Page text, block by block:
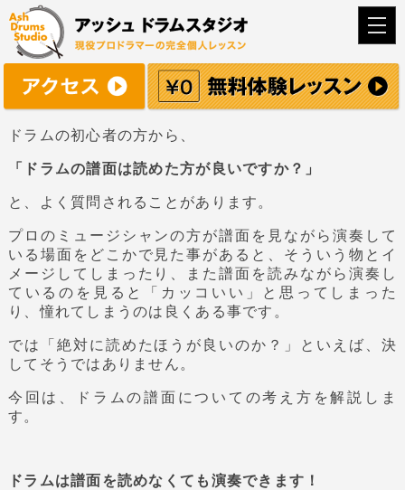
ドラムの初心者の方から、
「ドラムの譜面は読めた方が良いですか？」
と、よく質問されることがあります。
プロのミュージシャンの方が譜面を見ながら演奏して
いる場面をどこかで見た事があると、そういう物とイ
メージしてしまったり、また譜面を読みながら演奏し
ているのを見ると「カッコいい」と思ってしまった
り、憧れてしまうのは良くある事です。
では「絶対に読めたほうが良いのか？」といえば、決
してそうではありません。
今回は、ドラムの譜面についての考え方を解説しま
す。
ドラムは譜面を読めなくても演奏できます！